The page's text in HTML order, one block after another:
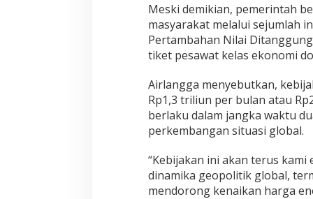
Meski demikian, pemerintah
masyarakat melalui sejumlah
Pertambahan Nilai
tiket pesawat kelas ekonomi
Airlangga menyebutkan,
Rp1,3 triliun per bulan atau
berlaku dalam jangka waktu
perkembangan situasi global.
“Kebijakan ini akan terus
dinamika geopolitik global,
mendorong kenaikan harga